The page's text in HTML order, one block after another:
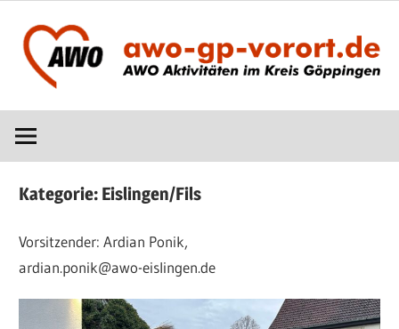
Inhalt
springen
www.awo-
gp-
vor
Kreis
Kategorie: Eislingen/Fils
Vorsitzender: Ardian Ponik,
ardian.ponik@awo-eislingen.de